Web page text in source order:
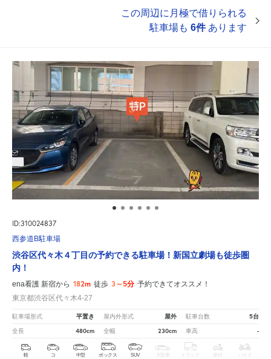
この周辺に月極で借りられる
駐車場も 6件あります
ID:310024837
西参道B駐車場
渋谷区代々木４丁目の予約できる駐車場！新国立劇場も徒歩圏
内！
ena看護 新宿から 182m 徒歩 3～5分 予約できてオススメ！
東京都渋谷区代々木4-27
駐車場形式 平置き 屋内外形式 屋外 駐車台数 5台
全長 480cm 全幅 230cm 車高 -
軽 コ 中型 ボックス SUV 大型車 トラック 原付 バイク